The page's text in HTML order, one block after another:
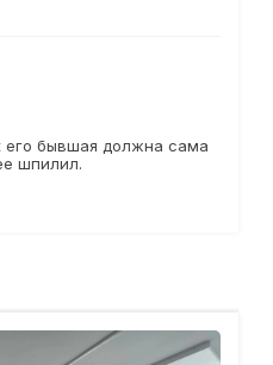
его бывшая должна сама
шпилил.